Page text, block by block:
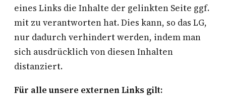
eines Links die Inhalte der gelinkten Seite ggf.
mit zu verantworten hat. Dies kann, so das LG,
nur dadurch verhindert werden, indem man
sich ausdrücklich von diesen Inhalten
distanziert.
Für alle unsere externen Links gilt: